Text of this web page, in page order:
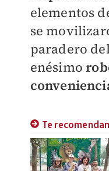
elementos
se
paradero
enésimo
Te